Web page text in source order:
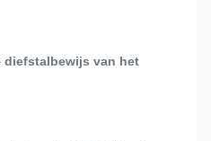
diefstalbewijs van het